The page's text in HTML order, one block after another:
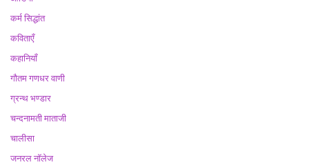
कर्म सिद्धांत
कविताएँ
कहानियाँ
गौतम गणधर वाणी
ग्रन्थ भण्डार
चन्दनामती माताजी
चालीसा
जनरल नॉलेज